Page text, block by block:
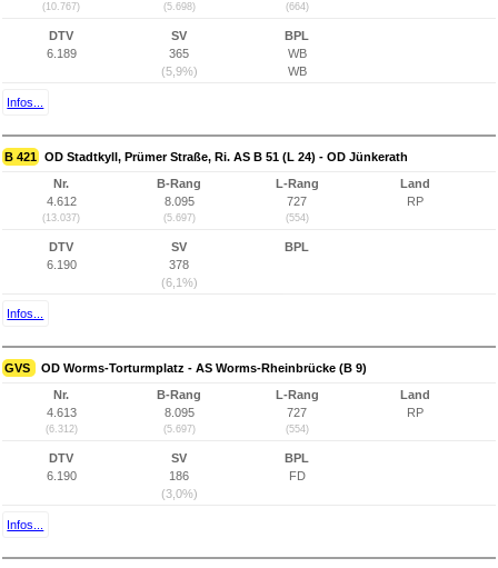
(10.767) (5.698) (664)
DTV
6.189
SV
365
(5,9%)
BPL
WB
WB
Infos...
B 421 OD Stadtkyll, Prümer Straße, Ri. AS B 51 (L 24) - OD Jünkerath
Nr.
4.612
(13.037)
B-Rang
8.095
(5.697)
L-Rang
727
(554)
Land
RP
DTV
6.190
SV
378
(6,1%)
BPL
Infos...
GVS OD Worms-Torturmplatz - AS Worms-Rheinbrücke (B 9)
Nr.
4.613
(6.312)
B-Rang
8.095
(5.697)
L-Rang
727
(554)
Land
RP
DTV
6.190
SV
186
(3,0%)
BPL
FD
Infos...